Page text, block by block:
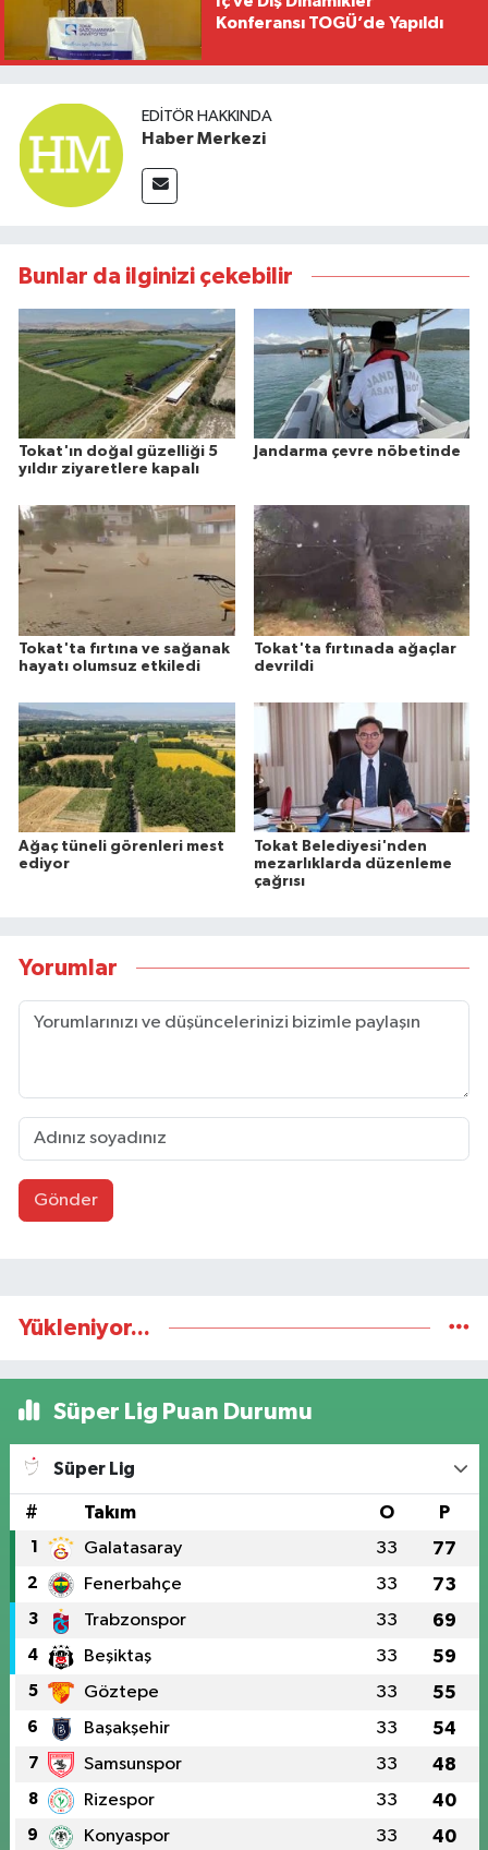
Konferansı TOGÜ’de Yapıldı
EDITÖR HAKKINDA
Haber Merkezi
Bunlar da ilginizi çekebilir
Tokat'ın doğal güzelliği 5
yıldır ziyaretlere kapalı
Jandarma çevre nöbetinde
Tokat'ta fırtına ve sağanak
hayatı olumsuz etkiledi
Tokat'ta fırtınada ağaçlar
devrildi
Ağaç tüneli görenleri mest
ediyor
Tokat Belediyesi'nden
mezarlıklarda düzenleme
çağrısı
Yorumlar
Gönder
Yükleniyor...
Süper Lig Puan Durumu
Süper Lig
# Takım O P
1 Galatasaray 33 77
2 Fenerbahçe 33 73
3 Trabzonspor 33 69
4 Beşiktaş 33 59
5 Göztepe 33 55
6 Başakşehir 33 54
7 Samsunspor 33 48
8 Rizespor 33 40
9 Konyaspor 33 40